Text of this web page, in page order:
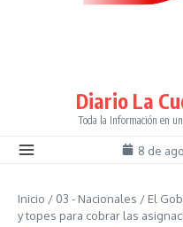
Diario La
Toda la Información en
8 de
Inicio / 03 - Nacionales / El
y topes para cobrar las